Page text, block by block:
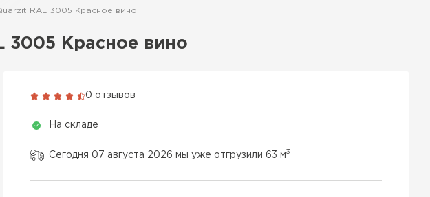
Доборные элементы
RAL 3005 Красное вино
3005 Красное вино
0 отзывов
На складе
Сегодня 07 августа 2026 мы уже отгрузили 63 м3